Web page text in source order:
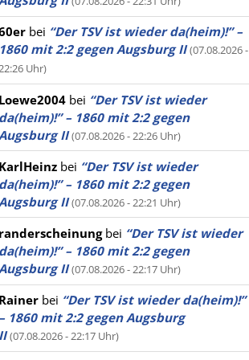
bei “Der TSV ist wieder da(heim)!” –
mit 2:2 gegen Augsburg II (07.08.2026 -
Uhr)
bei “Der TSV ist wieder
– 1860 mit 2:2 gegen
II (07.08.2026 - 22:26 Uhr)
bei “Der TSV ist wieder
– 1860 mit 2:2 gegen
II (07.08.2026 - 22:21 Uhr)
bei “Der TSV ist wieder
– 1860 mit 2:2 gegen
II (07.08.2026 - 22:17 Uhr)
bei “Der TSV ist wieder da(heim)!”
1860 mit 2:2 gegen Augsburg
(07.08.2026 - 22:17 Uhr)